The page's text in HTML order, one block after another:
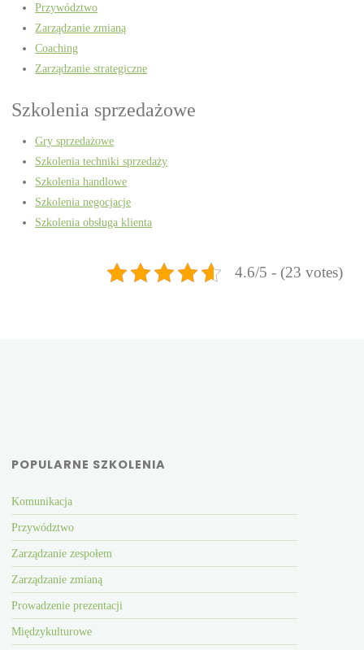
Przywództwo
Zarządzanie zmianą
Coaching
Zarządzanie strategiczne
Szkolenia sprzedażowe
Gry sprzedażowe
Szkolenia techniki sprzedaży
Szkolenia handlowe
Szkolenia negocjacje
Szkolenia obsługa klienta
4.6/5 - (23 votes)
POPULARNE SZKOLENIA
Komunikacja
Przywództwo
Zarządzanie zespołem
Zarządzanie zmianą
Prowadzenie prezentacji
Międzykulturowe